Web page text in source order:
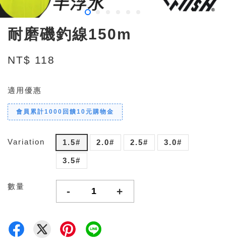
耐磨磯釣線150m
NT$ 118
適用優惠
會員累計1000回饋10元購物金
Variation 1.5# 2.0# 2.5# 3.0#
3.5#
數量 - +